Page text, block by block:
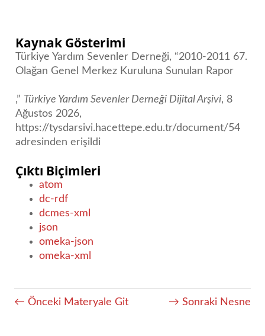
Kaynak Gösterimi
Türkiye Yardım Sevenler Derneği, “2010-2011 67.
Olağan Genel Merkez Kuruluna Sunulan Rapor
,” Türkiye Yardım Sevenler Derneği Dijital Arşivi, 8
Ağustos 2026,
https://tysdarsivi.hacettepe.edu.tr/document/54
adresinden erişildi
Çıktı Biçimleri
atom
dc-rdf
dcmes-xml
json
omeka-json
omeka-xml
← Önceki Materyale Git → Sonraki Nesne